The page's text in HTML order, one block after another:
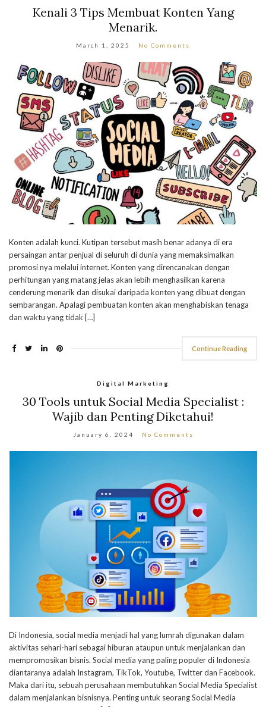
Kenali 3 Tips Membuat Konten Yang
Menarik.
March 1, 2025 No Comments
Konten adalah kunci. Kutipan tersebut masih benar adanya di era
persaingan antar penjual di seluruh di dunia yang memaksimalkan
promosi nya melalui internet. Konten yang direncanakan dengan
perhitungan yang matang jelas akan lebih menghasilkan karena
cenderung menarik dan disukai daripada konten yang dibuat dengan
sembarangan. Apalagi pembuatan konten akan menghabiskan tenaga
dan waktu yang tidak […]
Continue Reading
Digital Marketing
30 Tools untuk Social Media Specialist :
Wajib dan Penting Diketahui!
January 6, 2024 No Comments
Di Indonesia, social media menjadi hal yang lumrah digunakan dalam
aktivitas sehari-hari sebagai hiburan ataupun untuk menjalankan dan
mempromosikan bisnis. Social media yang paling populer di Indonesia
diantaranya adalah Instagram, TikTok, Youtube, Twitter dan Facebook.
Maka dari itu, sebuah perusahaan membutuhkan Social Media Specialist
dalam menjalankan bisnisnya. Penting untuk seorang Social Media